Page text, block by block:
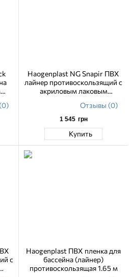
Haogenplast NG Snapir ПВХ
лайнер противоскользящий с
акриловым лаковым
Отзывы (0)
1 545 грн
Купить
с
Haogenplast ПВХ пленка для
бассейна (лайнер)
противоскользящая 1.65 м